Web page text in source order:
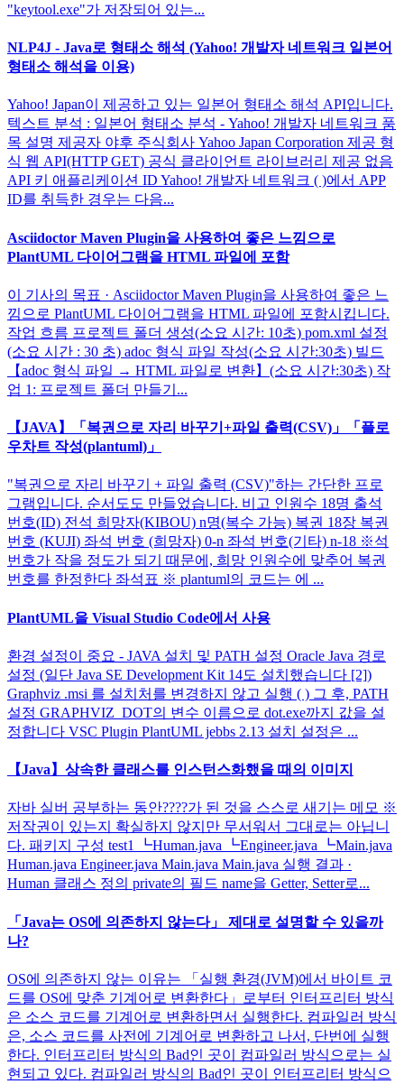
"keytool.exe"가 저장되어 있는...
NLP4J - Java로 형태소 해석 (Yahoo! 개발자 네트워크 일본어
형태소 해석을 이용)
Yahoo! Japan이 제공하고 있는 일본어 형태소 해석 API입니다.
텍스트 분석 : 일본어 형태소 분석 - Yahoo! 개발자 네트워크 품
목 설명 제공자 야후 주식회사 Yahoo Japan Corporation 제공 형
식 웹 API(HTTP GET) 공식 클라이언트 라이브러리 제공 없음
API 키 애플리케이션 ID Yahoo! 개발자 네트워크 ( )에서 APP
ID를 취득한 경우는 다음...
Asciidoctor Maven Plugin을 사용하여 좋은 느낌으로
PlantUML 다이어그램을 HTML 파일에 포함
이 기사의 목표 · Asciidoctor Maven Plugin을 사용하여 좋은 느
낌으로 PlantUML 다이어그램을 HTML 파일에 포함시킵니다.
작업 흐름 프로젝트 폴더 생성(소요 시간: 10초) pom.xml 설정
(소요 시간 : 30 초) adoc 형식 파일 작성(소요 시간:30초) 빌드
【adoc 형식 파일 → HTML 파일로 변환】(소요 시간:30초) 작
업 1: 프로젝트 폴더 만들기...
【JAVA】「복권으로 자리 바꾸기+파일 출력(CSV)」「플로
우차트 작성(plantuml)」
"복권으로 자리 바꾸기 + 파일 출력 (CSV)"하는 간단한 프로
그램입니다. 순서도도 만들었습니다. 비고 인원수 18명 출석
번호(ID) 전석 희망자(KIBOU) n명(복수 가능) 복권 18장 복권
번호 (KUJI) 좌석 번호 (희망자) 0-n 좌석 번호(기타) n-18 ※석
번호가 작을 정도가 되기 때문에, 희망 인원수에 맞추어 복권
번호를 한정한다 좌석표 ※ plantuml의 코드는 에 ...
PlantUML을 Visual Studio Code에서 사용
환경 설정이 중요 - JAVA 설치 및 PATH 설정 Oracle Java 경로
설정 (일단 Java SE Development Kit 14도 설치했습니다 [2])
Graphviz .msi 를 설치처를 변경하지 않고 실행 ( ) 그 후, PATH
설정 GRAPHVIZ_DOT의 변수 이름으로 dot.exe까지 값을 설
정합니다 VSC Plugin PlantUML jebbs 2.13 설치 설정은 ...
【Java】상속한 클래스를 인스턴스화했을 때의 이미지
자바 실버 공부하는 동안????가 된 것을 스스로 새기는 메모 ※
저작권이 있는지 확실하지 않지만 무서워서 그대로는 아닙니
다. 패키지 구성 test1 ┗Human.java ┗Engineer.java ┗Main.java
Human.java Engineer.java Main.java Main.java 실행 결과 ·
Human 클래스 정의 private의 필드 name을 Getter, Setter로...
「Java는 OS에 의존하지 않는다」 제대로 설명할 수 있을까
나?
OS에 의존하지 않는 이유는 「실행 환경(JVM)에서 바이트 코
드를 OS에 맞춘 기계어로 변환한다」로부터 인터프리터 방식
은 소스 코드를 기계어로 변환하면서 실행한다. 컴파일러 방식
은, 소스 코드를 사전에 기계어로 변환하고 나서, 단번에 실행
한다. 인터프리터 방식의 Bad인 곳이 컴파일러 방식으로는 실
현되고 있다. 컴파일러 방식의 Bad인 곳이 인터프리터 방식으